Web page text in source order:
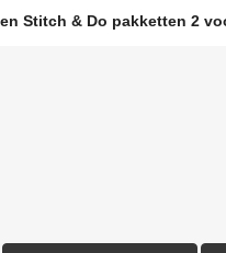
Stitch & Do pakketten 2